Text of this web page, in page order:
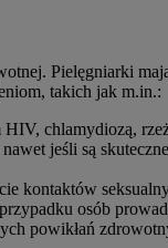
Pielęgniarki
takich jak m.in.:
chlamydiozą,
jeśli są
kontaktów
osób
powikłań